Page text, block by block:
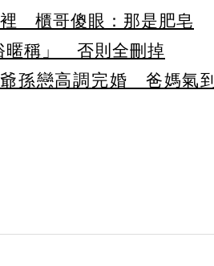
櫃哥傻眼：那是肥皂
暱稱」 否則全刪掉
孫戀高調完婚 爸媽氣到